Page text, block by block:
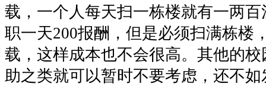
载，一个人每天扫一栋楼就有一两
职一天200报酬，但是必须扫满栋楼
载，这样成本也不会很高。其他的
助之类就可以暂时不要考虑，还不